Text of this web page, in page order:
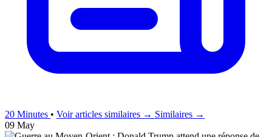
20 Minutes • Voir articles similaires → Similaires →
09 May